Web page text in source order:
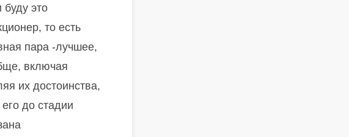
это
то есть
пара -лучшее,
включая
их достоинства,
до стадии